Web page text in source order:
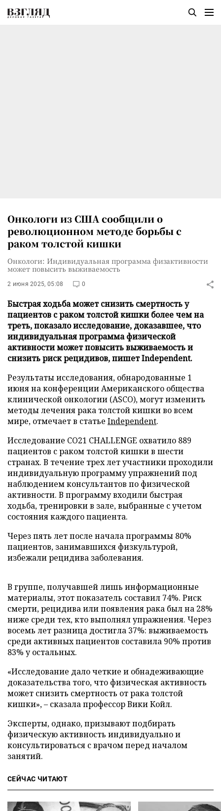
Онкологи из США сообщили о
революционном методе борьбы с
раком толстой кишки
Онкологи: Индивидуальная программа физактивности
может повысить выживаемость
2 июня 2025, 05:08 0
Быстрая ходьба может снизить смертность у
пациентов с раком толстой кишки более чем на
треть, показало исследование, доказавшее, что
индивидуальная программа физической
активности может повысить выживаемость и
снизить риск рецидивов, пишет Independent.
Результаты исследования, обнародованные 1
июня на конференции Американского общества
клинической онкологии (ASCO), могут изменить
методы лечения рака толстой кишки во всем
мире, отмечает в статье Independent.
Исследование CO21 CHALLENGE охватило 889
пациентов с раком толстой кишки в шести
странах. В течение трех лет участники проходили
индивидуальную программу упражнений под
наблюдением консультантов по физической
активности. В программу входили быстрая
ходьба, тренировки в зале, выбранные с учетом
состояния каждого пациента.
Через пять лет после начала программы 80%
пациентов, занимавшихся физкультурой,
избежали рецидива заболевания.
В группе, получавшей лишь информационные
материалы, этот показатель составил 74%. Риск
смерти, рецидива или появления рака был на 28%
ниже среди тех, кто выполнял упражнения. Через
восемь лет разница достигла 37%: выживаемость
среди активных пациентов составила 90% против
83% у остальных.
«Исследование дало четкие и обнадеживающие
доказательства того, что физическая активность
может снизить смертность от рака толстой
кишки», – сказала профессор Вики Койл.
Эксперты, однако, призывают подбирать
физическую активность индивидуально и
консультироваться с врачом перед началом
занятий.
СЕЙЧАС ЧИТАЮТ